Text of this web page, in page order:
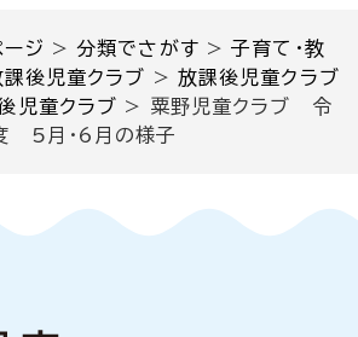
ージ >分類でさがす >子育て・教
課後児童クラブ > 放課後児童クラブ
児童クラブ > 粟野児童クラブ 令
5月・6月の様子